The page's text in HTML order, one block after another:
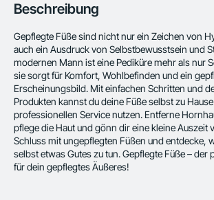
Beschreibung
Gepflegte Füße sind nicht nur ein Zeichen von
auch ein Ausdruck von Selbstbewusstsein und
modernen Mann ist eine Pediküre mehr als nur
sie sorgt für Komfort, Wohlbefinden und ein
Erscheinungsbild. Mit einfachen Schritten und
Produkten kannst du deine Füße selbst zu
professionellen Service nutzen. Entferne
pflege die Haut und gönn dir eine kleine Auszeit
Schluss mit ungepflegten Füßen und entdecke,
selbst etwas Gutes zu tun. Gepflegte Füße – der
für dein gepflegtes Äußeres!